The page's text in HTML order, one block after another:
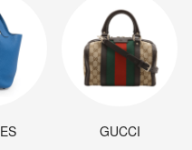
GUCCI